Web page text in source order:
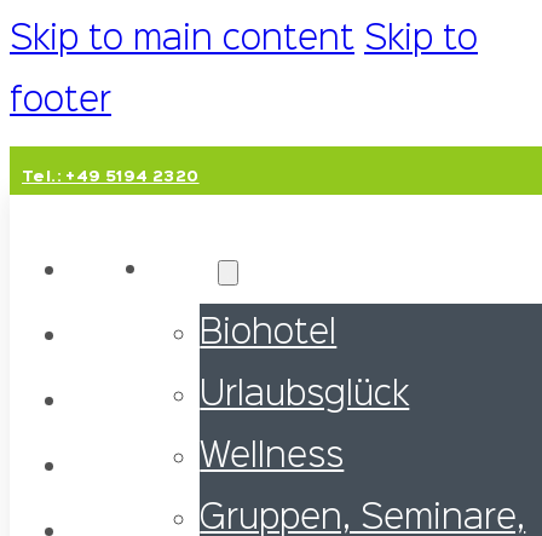
Skip to main content Skip to
footer
Tel.: +49 5194 2320
Biohotel
Urlaubsglück
Wellness
Gruppen, Seminare,